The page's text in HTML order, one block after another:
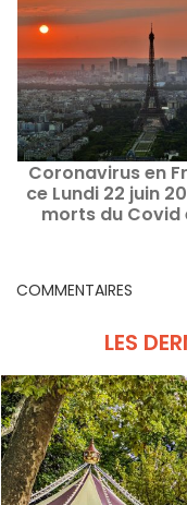
Coronavirus en
ce Lundi 22 juin
morts du Covid
COMMENTAIRES
LES